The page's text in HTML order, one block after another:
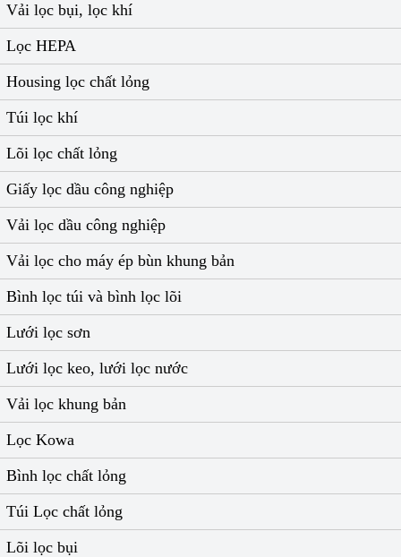
Vải lọc bụi, lọc khí
Lọc HEPA
Housing lọc chất lỏng
Túi lọc khí
Lõi lọc chất lỏng
Giấy lọc dầu công nghiệp
Vải lọc dầu công nghiệp
Vải lọc cho máy ép bùn khung bản
Bình lọc túi và bình lọc lõi
Lưới lọc sơn
Lưới lọc keo, lưới lọc nước
Vải lọc khung bản
Lọc Kowa
Bình lọc chất lỏng
Túi Lọc chất lỏng
Lõi lọc bụi